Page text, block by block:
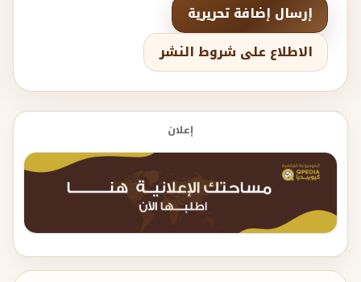
إرسال إضافة تحريرية
الاطلاع على شروط النشر
إعلان